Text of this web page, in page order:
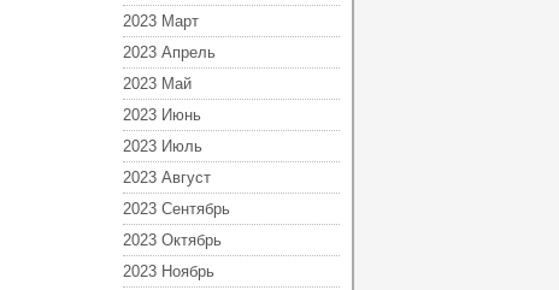
2023 Март
2023 Апрель
2023 Май
2023 Июнь
2023 Июль
2023 Август
2023 Сентябрь
2023 Октябрь
2023 Ноябрь